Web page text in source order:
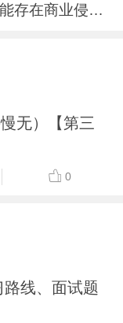
【公告】论坛禁止发布任何可能存在商业侵权内容，包括但不限于影视资源、原创或者转载商业软件的破解成品、破解补丁、注册机等。
无）【第三
0
路线、面试题